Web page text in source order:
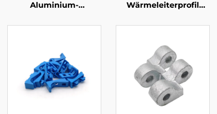
Aluminium-
Wärmeleiterprofil
geextrudierter
Wärmeleiter mit
Anodierung